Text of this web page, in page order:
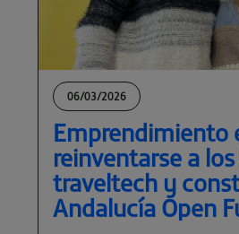
06/03/2026
Emprendimiento
reinventarse a
traveltech y
Andalucía Open